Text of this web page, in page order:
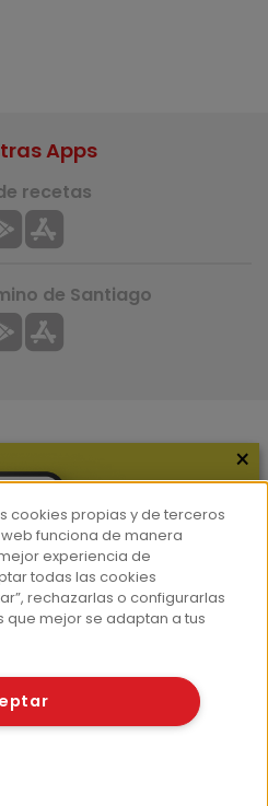
Consumer
Apps
recetas
de Santiago
EROSKI
de cookies
×
cookies propias y de terceros
funciona de manera
experiencia de
todas las cookies
rechazarlas o configurarlas
mejor se adaptan a tus